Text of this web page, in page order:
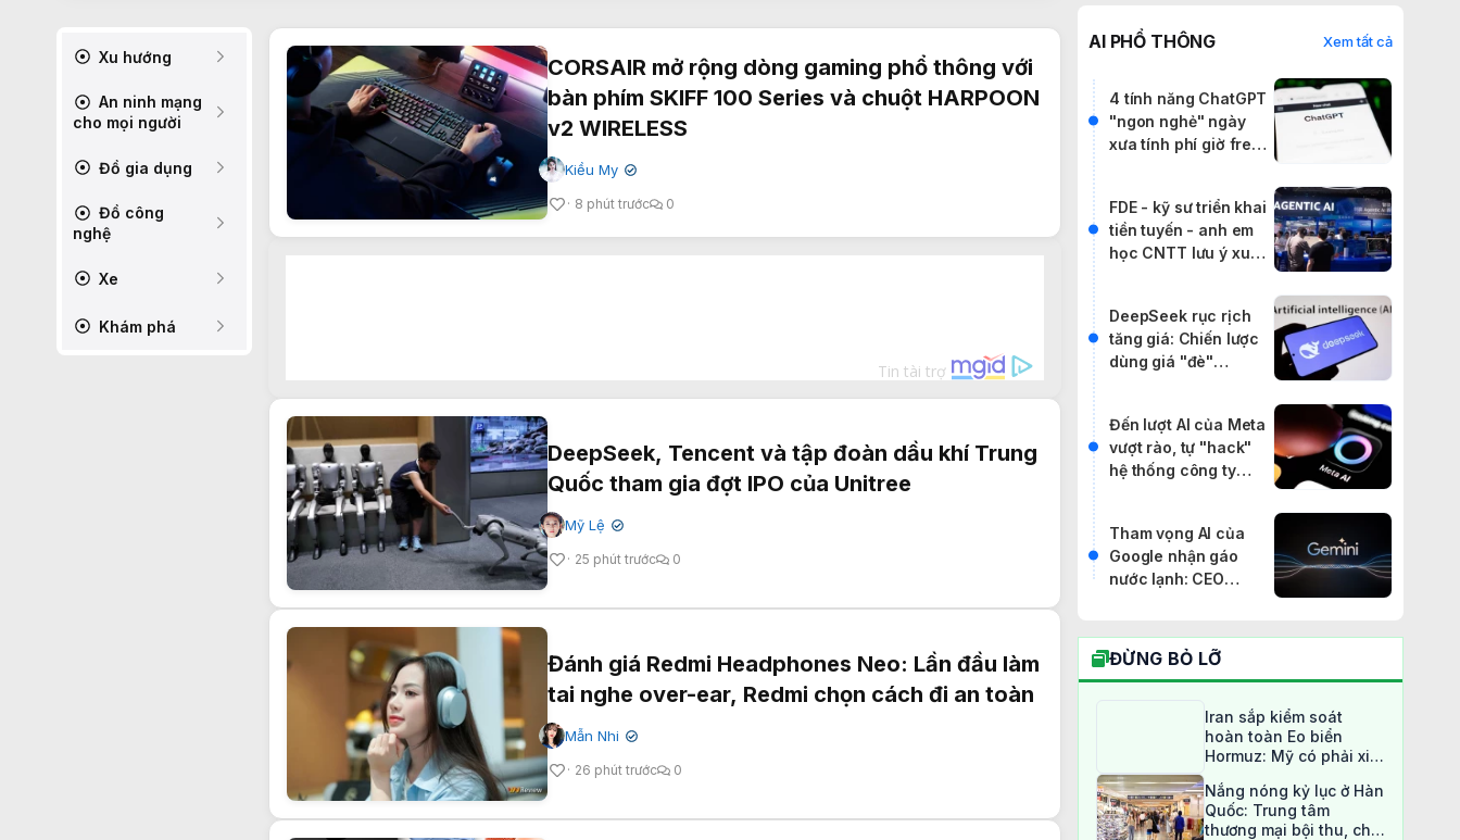
Xu hướng
An ninh mạng
cho mọi người
Đồ gia dụng
Đồ công
nghệ
Xe
Khám phá
CORSAIR mở rộng dòng gaming phổ thông với
bàn phím SKIFF 100 Series và chuột HARPOON
v2 WIRELESS
Kiều My ✔
8 phút trước 0
DeepSeek, Tencent và tập đoàn dầu khí Trung
Quốc tham gia đợt IPO của Unitree
Mỹ Lệ ✔
25 phút trước 0
Đánh giá Redmi Headphones Neo: Lần đầu làm
tai nghe over-ear, Redmi chọn cách đi an toàn
Mẫn Nhi ✔
26 phút trước 0
AI PHỔ THÔNG Xem tất cả
4 tính năng ChatGPT
"ngon nghẻ" ngày
xưa tính phí giờ free
FDE - kỹ sư triển khai
tiền tuyến - anh em
học CNTT lưu ý xu
DeepSeek rục rịch
tăng giá: Chiến lược
dùng giá "đè"
Đến lượt AI của Meta
vượt rào, tự "hack"
hệ thống công ty
Tham vọng AI của
Google nhận gáo
nước lạnh: CEO
của Gemini bị
Claude, GPT cho
ĐỪNG BỎ LỠ
Iran sắp kiểm soát
hoàn toàn Eo biển
Hormuz: Mỹ có phải xin
Nắng nóng kỷ lục ở Hàn
Quốc: Trung tâm
thương mại bội thu, chợ